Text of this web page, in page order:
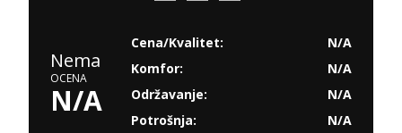
Nema
OCENA
N/A
Cena/Kvalitet:
N/A
Komfor:
N/A
Održavanje:
N/A
Potrošnja:
N/A